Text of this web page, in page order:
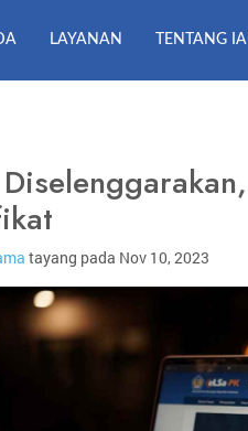
LAYANAN TENTANG IAI
tayang pada Nov 10, 2023